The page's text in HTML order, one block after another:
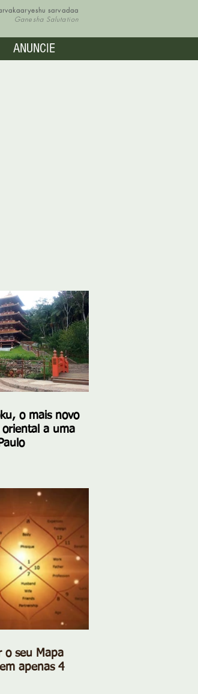
sarvadaa
Ganesha Salutation
o mais novo
oriental a uma
o seu Mapa
apenas 4
ANUNCIE